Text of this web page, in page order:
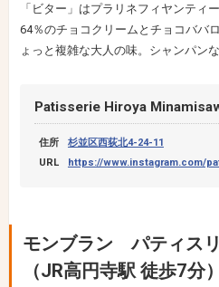
「ビター」はプラリネフィヤンティ
64％のチョコクリームとチョコババ
ょっと複雑な大人の味。シャンパン
Patisserie Hiroya
住所
杉並区西荻北4-24-11
URL
https://www.instagram.com/
モンブラン パティス
（JR高円寺駅 徒歩7分）